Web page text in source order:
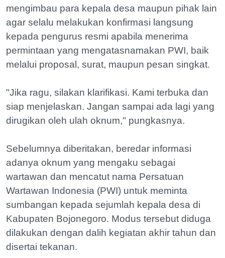
mengimbau para kepala desa maupun pihak lain
agar selalu melakukan konfirmasi langsung
kepada pengurus resmi apabila menerima
permintaan yang mengatasnamakan PWI, baik
melalui proposal, surat, maupun pesan singkat.
"Jika ragu, silakan klarifikasi. Kami terbuka dan
siap menjelaskan. Jangan sampai ada lagi yang
dirugikan oleh ulah oknum," pungkasnya.
Sebelumnya diberitakan, beredar informasi
adanya oknum yang mengaku sebagai
wartawan dan mencatut nama Persatuan
Wartawan Indonesia (PWI) untuk meminta
sumbangan kepada sejumlah kepala desa di
Kabupaten Bojonegoro. Modus tersebut diduga
dilakukan dengan dalih kegiatan akhir tahun dan
disertai tekanan.